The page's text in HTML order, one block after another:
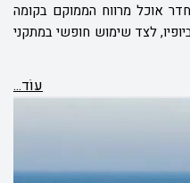
אוכל מרווח הממוקם בקומה
לצד שימוש חופשי במתקני
עוֹד...